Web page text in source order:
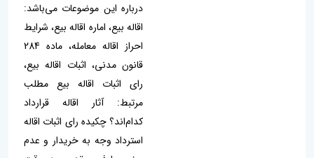
درباره این موضوعات می‌باشد:
اقاله بیع، اماره اقاله بیع، شرایط
احراز اقاله معامله، ماده 284
قانون مدنی، اثبات اقاله بیع،
رای اثبات اقاله بیع مطلب
مرتبط: آثار اقاله قرارداد
کدام‌اند؟ چکیده رای اثبات اقاله
استرداد وجه به خریدار و عدم